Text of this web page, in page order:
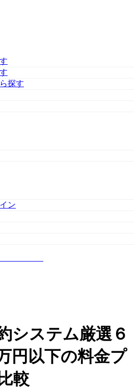
探す
ン
システム厳選６
円以下の料金プ
較